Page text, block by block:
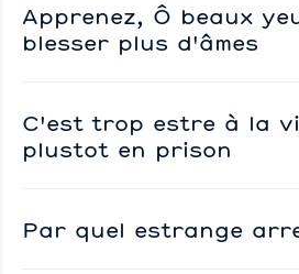
Apprenez, Ô beaux
blesser plus d'âmes
C'est trop estre à la
plustot en prison
Par quel estrange